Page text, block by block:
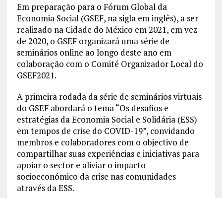
Em preparação para o Fórum Global da
Economia Social (GSEF, na sigla em inglês), a ser
realizado na Cidade do México em 2021, em vez
de 2020, o GSEF organizará uma série de
seminários online ao longo deste ano em
colaboração com o Comité Organizador Local do
GSEF2021.
A primeira rodada da série de seminários virtuais
do GSEF abordará o tema “Os desafios e
estratégias da Economia Social e Solidária (ESS)
em tempos de crise do COVID-19”, convidando
membros e colaboradores com o objectivo de
compartilhar suas experiências e iniciativas para
apoiar o sector e aliviar o impacto
socioeconómico da crise nas comunidades
através da ESS.